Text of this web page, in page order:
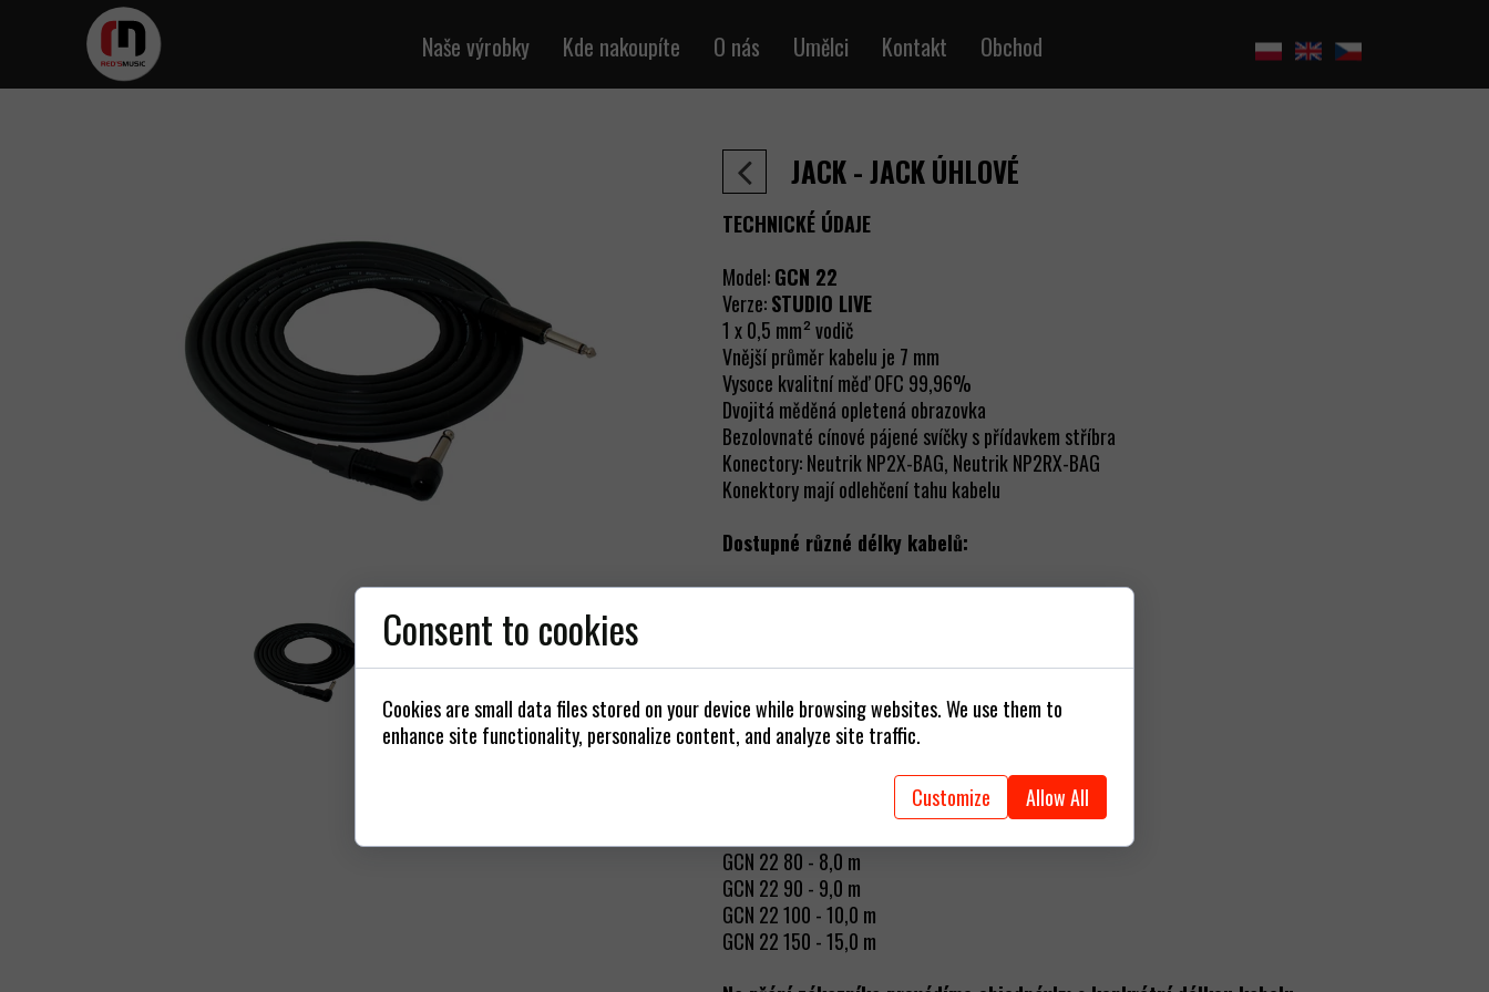
Naše výrobky
Kabely přístrojů
MIDI kabely
Kabelová metráž
Napájecí a signálové
Síťové kabely RJ45
Kytarové struny
Kde nakoupíte
Obchod
O nás Umělci Kontakt Obchod
JACK -JACK ÚHLOVÉ
TECHNICKÉ ÚDAJE
Model:GCN 22
Verze:STUDIO LIVE
1 x 0,5 mm² vodič
Vnější průměr kabelu je 7 mm
Vysoce kvalitní měď OFC 99,96%
Dvojitá měděná opletená obrazovka
Bezolovnaté cínové pájené svíčky s přídavkem stříbra
Konectory: Neutrik NP2X-BAG, Neutrik NP2RX-BAG
Konektory mají odlehčení tahu kabelu
Dostupné různé délky kabelů:
GCN 22 03 - 0,3 m
GCN 22 15 - 1,5 m
GCN 22 20 - 2,0 m
GCN 22 30 - 3,0 m
GCN 22 40 - 4,0 m
GCN 22 80 - 8,0 m
GCN 22 90 - 9,0 m
GCN 22 100 - 10,0 m
GCN 22 150 - 15,0 m
Consent to cookies
Cookies are small data files stored on your device while browsing websites. We use them to
enhance site functionality, personalize content, and analyze site traffic.
Customize Allow All